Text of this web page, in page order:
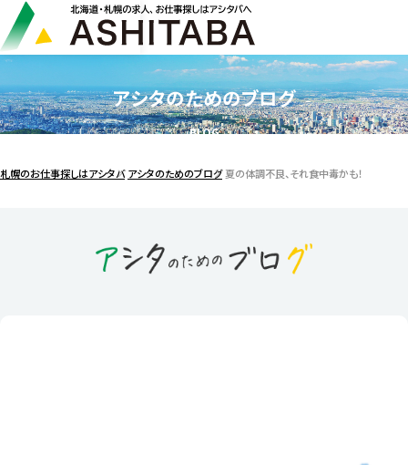
アシタのためのブログ
BLOG
札幌のお仕事探しはアシタバ アシタのためのブログ 夏の体調不良、それ食中毒かも！